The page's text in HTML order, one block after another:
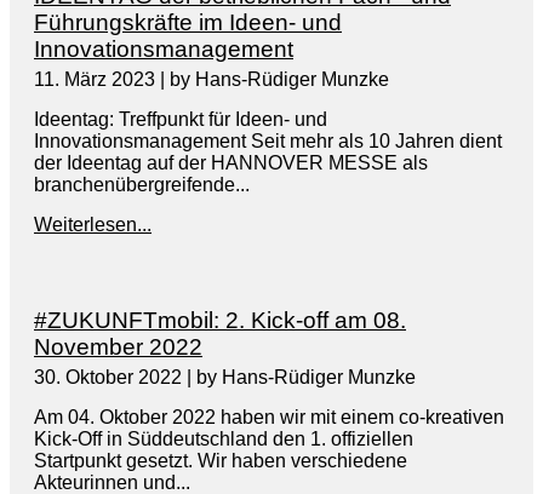
Führungskräfte im Ideen- und
Innovationsmanagement
11. März 2023
by Hans-Rüdiger Munzke
Ideentag: Treffpunkt für Ideen- und
Innovationsmanagement Seit mehr als 10 Jahren dient
der Ideentag auf der HANNOVER MESSE als
branchenübergreifende...
Weiterlesen...
#ZUKUNFTmobil: 2. Kick-off am 08.
November 2022
30. Oktober 2022
by Hans-Rüdiger Munzke
Am 04. Oktober 2022 haben wir mit einem co-kreativen
Kick-Off in Süddeutschland den 1. offiziellen
Startpunkt gesetzt. Wir haben verschiedene
Akteurinnen und...